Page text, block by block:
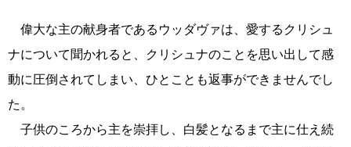
偉大な主の献身者であるウッダヴァは、愛するクリシュ
ナについて聞かれると、クリシュナのことを思い出して感
動に圧倒されてしまい、ひとことも返事ができませんでし
た。
子供のころから主を崇拝し、白髪となるまで主に仕え続